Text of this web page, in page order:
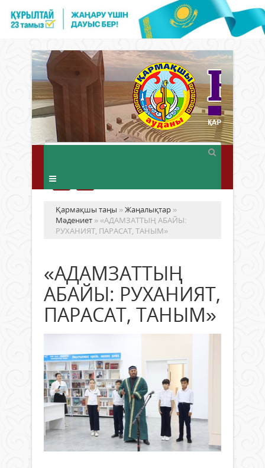
Қармақшы таңы »Жаңалықтар »
Мәдениет » «АДАМЗАТТЫҢ АБАЙЫ:
РУХАНИЯТ, ПАРАСАТ, ТАНЫМ»
«АДАМЗАТТЫҢ
АБАЙЫ: РУХАНИЯТ,
ПАРАСАТ, ТАНЫМ»